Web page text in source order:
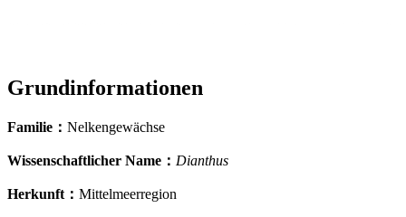
Grundinformationen
Familie ： Nelkengewächse
Wissenschaftlicher Name ： Dianthus
Herkunft ： Mittelmeerregion